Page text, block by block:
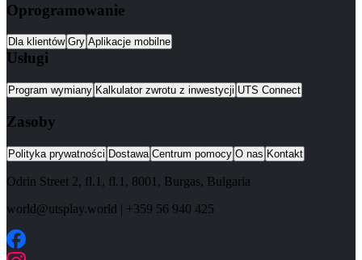
Oprogramowanie
Dla klientów Gry Aplikacje mobilne
Usługi
Program wymiany Kalkulator zwrotu z inwestycji UTS Connect
Zasoby
Polityka prywatności Dostawa Centrum pomocy O nas Kontakt
Odrin Street 2, fl.1 , fl.1, 8001 , Burgas, Bulgaria
world@utsplay.world | +359 56 940 425